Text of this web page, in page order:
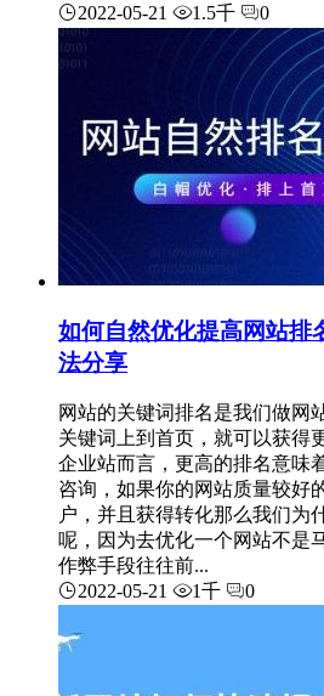
2022-05-21
1.5千 0
如何自然优化提高网站排
法分享
网站的关键词排名是我们做网
关键词上到首页，就可以获得
企业站而言，更高的排名意味
咨询，如果你的网站质量较好
户，并且获得转化那么我们为
呢，因为去优化一个网站不是
作弊手段往往前...
2022-05-21
1千 0